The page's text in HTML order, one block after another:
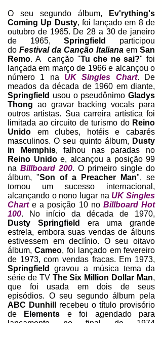
O seu segundo álbum,
Ev'rything's
Coming Up Dusty, foi lançado em 8 de
outubro de 1965. De 28 a 30 de janeiro
de 1965,Springfield
participou
do Festival da Canção Italiana em San
Remo. A canção "Tu che ne sai?" foi
lançada em março de 1966 e alcançou o
número 1 na UK Singles Chart. De
meados da década de 1960 em diante,
Springfield usou o pseudônimo Gladys
Thong ao gravar backing vocals para
outros artistas. Sua carreira artística foi
limitada ao circuito de turismo do Reino
Unido em clubes, hotéis e cabarés
masculinos. O seu quinto álbum, Dusty
in Memphis, falhou nas paradas no
Reino Unidoe, alcançou a posição 99
na Billboard 200. O primeiro single do
álbum, "Son of a Preacher Man", se
tornou um sucesso internacional,
alcançando o nono lugar na UK Singles
Charte a posição 10 no Billboard Hot
100. No início da década de 1970,
Dusty Springfield
era uma grande
estrela, embora suas vendas de álbuns
estivessem em declínio. O seu oitavo
álbum,Cameo, foi lançado em fevereiro
de 1973, com vendas fracas. Em 1973,
Springfield
gravou a música tema da
série de TV The Six Million Dollar Man,
que foi usada em dois de seus
episódios. O seu segundo álbum pela
ABC Dunhill
recebeu o título provisório
de
Elements e foi agendado para
lançamento no final de 1974